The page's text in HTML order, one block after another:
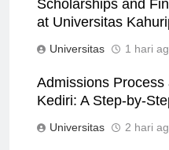
Scholarships and
at Universitas
Universitas 1 hari
Admissions
Kediri: A Step-by-
Universitas 2 hari